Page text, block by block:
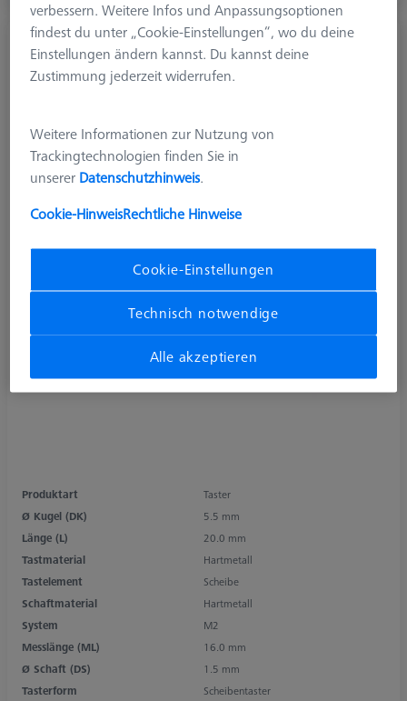
Scheibentaster M2, DK5,5 L20
626112-0550-020
Produktart
Taster
Ø Kugel (DK)
5.5 mm
Länge (L)
20.0 mm
Tastmaterial
Hartmetall
Tastelement
Scheibe
Schaftmaterial
Hartmetall
System
M2
Messlänge (ML)
16.0 mm
Ø Schaft (DS)
1.5 mm
Tasterform
Scheibentaster
verbessern. Weitere Infos und Anpassungsoptionen
findest du unter „Cookie-Einstellungen“, wo du deine
Einstellungen ändern kannst. Du kannst deine
Zustimmung jederzeit widerrufen.
Weitere Informationen zur Nutzung von
Trackingtechnologien finden Sie in
unserer Datenschutzhinweis.
Cookie-HinweisRechtliche Hinweise
Cookie-Einstellungen
Technisch notwendige
Alle akzeptieren